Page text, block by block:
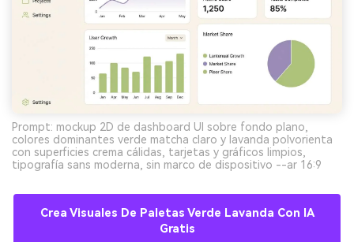
Prompt: mockup 2D de dashboard UI sobre fondo plano,
colores dominantes verde matcha claro y lavanda polvorienta
con superficies crema cálidas, tarjetas y gráficos limpios,
tipografía sans moderna, sin marco de dispositivo --ar 16:9
Crea Visuales De Paletas Verde Lavanda Con IA
Gratis